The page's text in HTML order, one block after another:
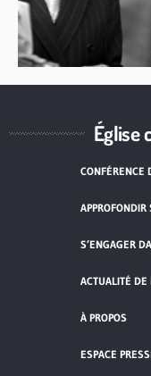
Église
CONFÉRENCE
APPROFONDIR
S’ENGAGER
ACTUALITÉ DE
À PROPOS
ESPACE